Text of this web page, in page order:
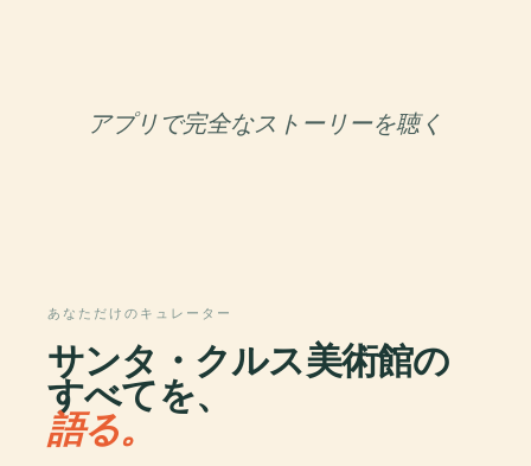
アプリで完全なストーリーを聴く
あなただけのキュレーター
サンタ・クルス美術館の
すべてを、
語る。